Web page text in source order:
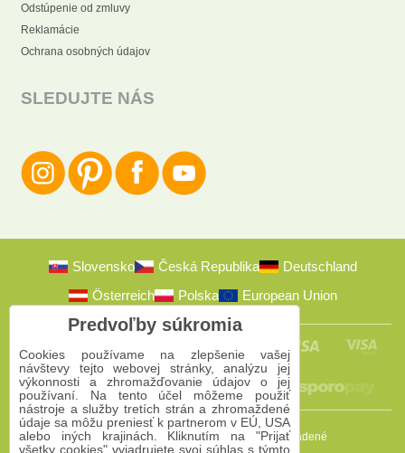
Odstúpenie od zmluvy
Reklamácie
Ochrana osobných údajov
SLEDUJTE NÁS
Slovensko Česká Republika
Deutschland
Österreich
Polska European Union
2009-2026 © Bomba s.r.o.Všetky práva vyhradené
Predvoľby súkromia
Cookies používame na zlepšenie vašej
návštevy tejto webovej stránky, analýzu jej
výkonnosti a zhromažďovanie údajov o jej
používaní. Na tento účel môžeme použiť
nástroje a služby tretích strán a zhromaždené
údaje sa môžu preniesť k partnerom v EÚ, USA
alebo iných krajinách. Kliknutím na "Prijať
všetky cookies" vyjadrujete svoj súhlas s týmto